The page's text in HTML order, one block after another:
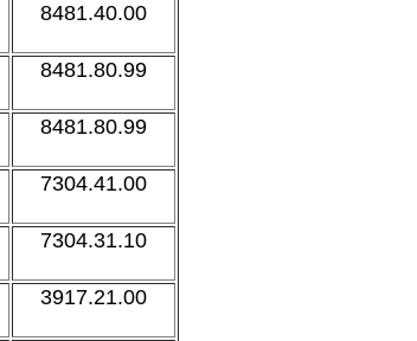
8481.40.00
8481.80.99
8481.80.99
7304.41.00
7304.31.10
3917.21.00